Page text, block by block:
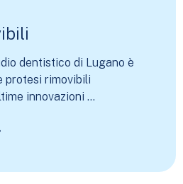
dentistico di Lugano è
protesi rimovibili
innovazioni ...